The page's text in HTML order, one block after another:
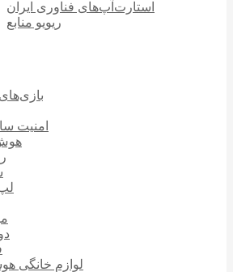
استارت‌آپ‌های فناوری ایران
ریویو منابع
امنیت
لوازم خانگی